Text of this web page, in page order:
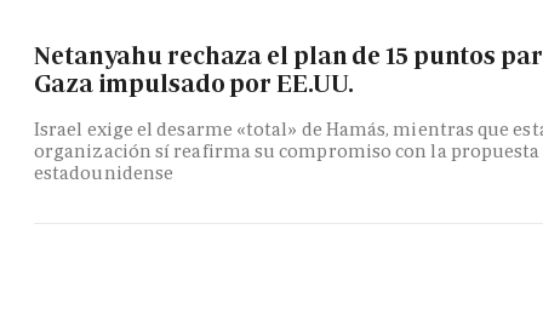
Netanyahu rechaza el plan de 15 puntos
Gaza impulsado por EE.UU.
Israel exige el desarme «total» de Hamás, mientras que
organización sí reafirma su compromiso con la propuesta
estadounidense